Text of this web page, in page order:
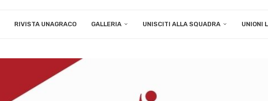
RIVISTA UNAGRACO GALLERIA UNISCITI ALLA SQUADRA UNIONI